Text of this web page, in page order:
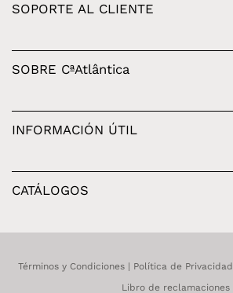
SOPORTE AL CLIENTE
SOBRE CªAtlântica
INFORMACIÓN ÚTIL
CATÁLOGOS
Términos y Condiciones| Política de Privacidad
Libro de reclamaciones